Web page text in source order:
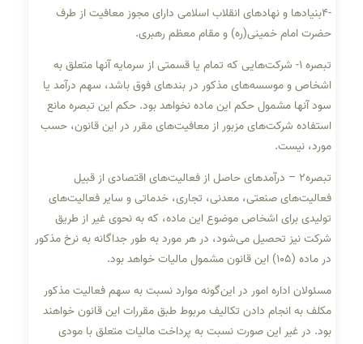
-۴بنیادها و نهادهای انقلاب اسلامی دارای مجوز معافیت از طرف
حضرت امام خمینی(ره) و مقام معظم رهبری.
‌تبصره ‌۱- شرکت‌هایی که تمام یا قسمتی از سرمایه آنها متعلق به
اشخاص و موسسه‌های مذکور در بندهای فوق باشد، سهم درآمد یا
سود آنها‌ مشمول حکم این ماده نخواهد بود. حکم این تبصره مانع
استفاده شرکت‌های مزبور از معافیت‌های مقرر در این قانون، حسب
مورد، نیست.
تبصره۲ – درآمدهای حاصل از فعالیت‌های اقتصادی از قبیل
فعالیت‌های صنعتی، معدنی، تجاری، خدماتی و سایر فعالیت‌های
تولیدی برای‌ اشخاص موضوع این ماده، که به نحوی غیر از طریق
شرکت نیز تحصیل می‌شود، در هر مورد به طور جداگانه به نرخ مذکور
در ماده‌ (۱۰۵) این قانون‌ مشمول مالیات خواهد بود.
مسئولان اداره امور در این‌گونه موارد نسبت به سهم فعالیت مذکور
مکلف به انجام دادن تکالیف مربوط طبق مقررات این قانون خواهند
بود. در غیر ‌این صورت نسبت به پرداخت مالیات متعلق با مودی